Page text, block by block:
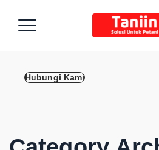
Hubungi Kami